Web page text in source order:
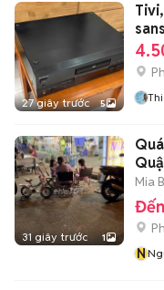
27 giây trước 5
31 giây trước 1
Mia
N